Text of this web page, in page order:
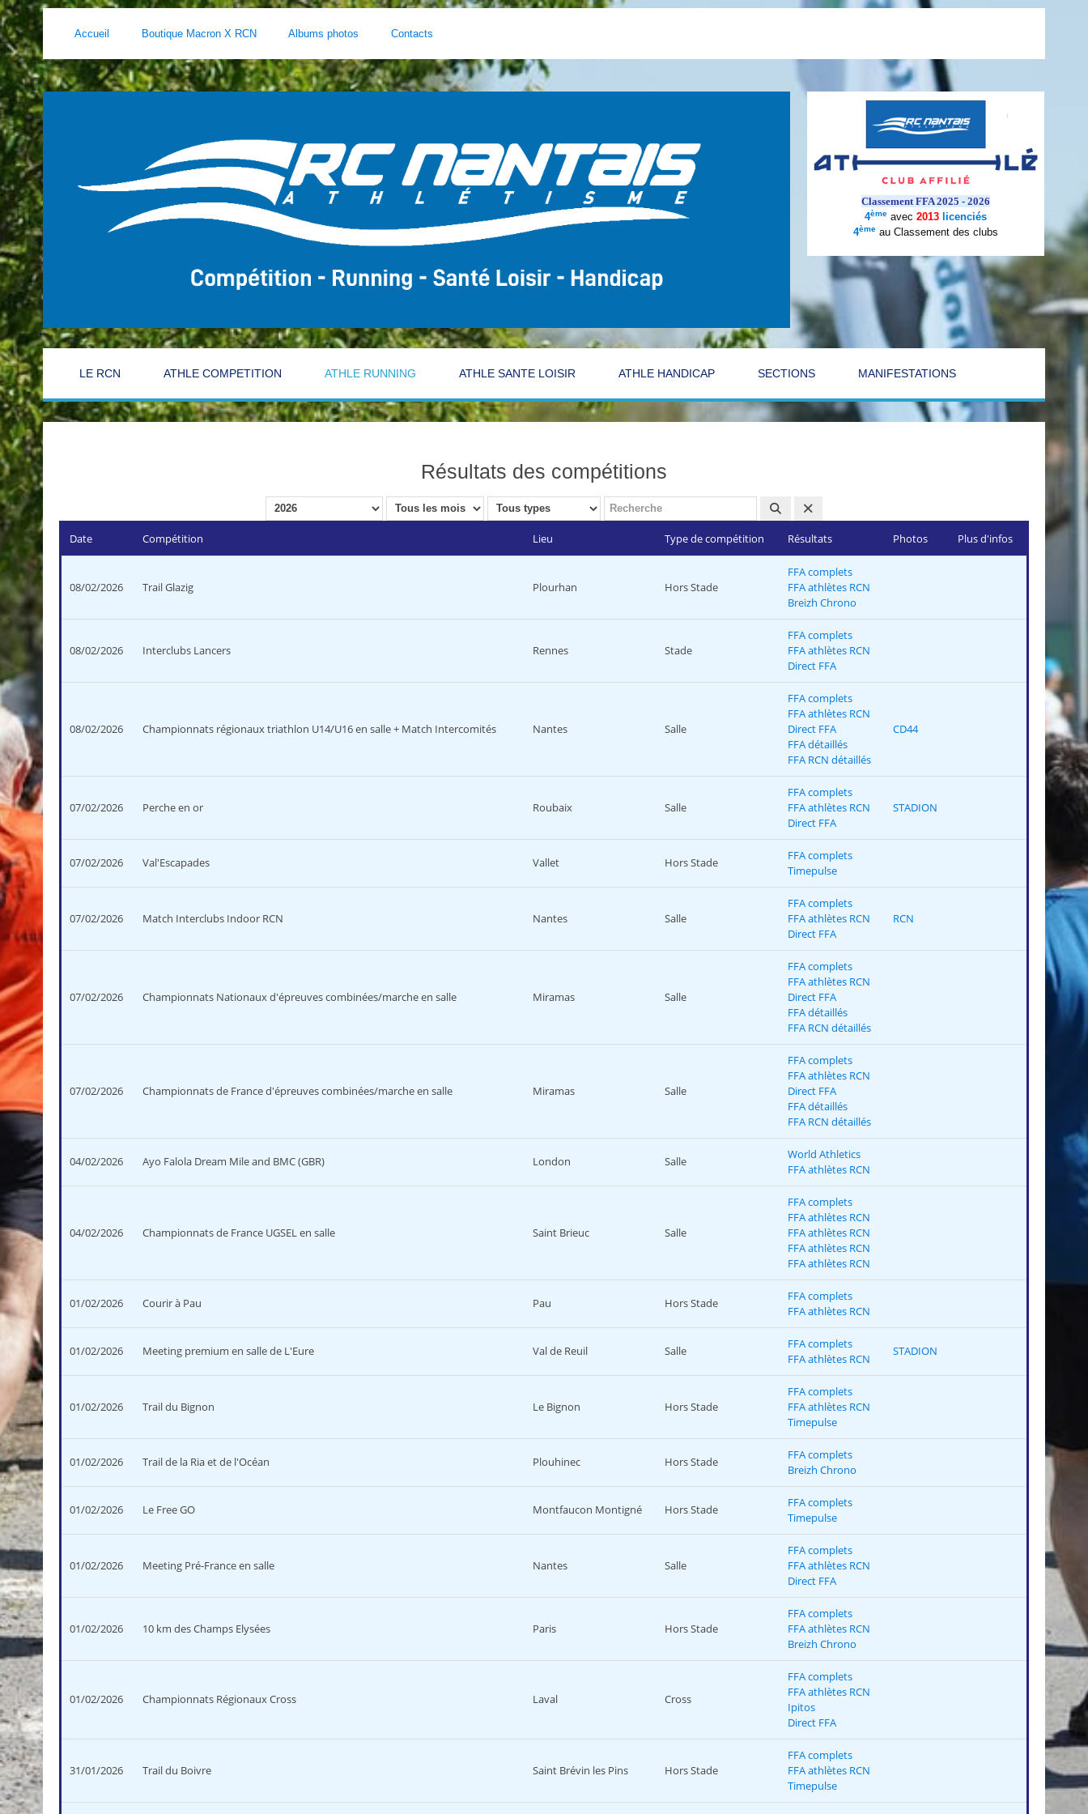
Accueil Boutique Macron X RCN Albums photos Contacts
Classement FFA 2025 - 2026
4ème avec 2013 licenciés
4ème au Classement des clubs
LE RCN ATHLE COMPETITION ATHLE RUNNING ATHLE SANTE LOISIR ATHLE HANDICAP SECTIONS MANIFESTATIONS
Résultats des compétitions
Date Compétition Lieu Type de compétition Résultats Photos Plus d'infos
08/02/2026 Trail Glazig Plourhan Hors Stade
FFA complets
FFA athlètes RCN
Breizh Chrono
08/02/2026 Interclubs Lancers Rennes Stade
FFA complets
FFA athlètes RCN
Direct FFA
08/02/2026 Championnats régionaux triathlon U14/U16 en salle + Match Intercomités Nantes Salle
FFA complets
FFA athlètes RCN
Direct FFA
FFA détaillés
FFA RCN détaillés
CD44
07/02/2026 Perche en or Roubaix Salle
FFA complets
FFA athlètes RCN
Direct FFA
STADION
07/02/2026 Val'Escapades Vallet Hors Stade
FFA complets
Timepulse
07/02/2026 Match Interclubs Indoor RCN Nantes Salle
FFA complets
FFA athlètes RCN
Direct FFA
RCN
07/02/2026 Championnats Nationaux d'épreuves combinées/marche en salle Miramas Salle
FFA complets
FFA athlètes RCN
Direct FFA
FFA détaillés
FFA RCN détaillés
07/02/2026 Championnats de France d'épreuves combinées/marche en salle Miramas Salle
FFA complets
FFA athlètes RCN
Direct FFA
FFA détaillés
FFA RCN détaillés
04/02/2026 Ayo Falola Dream Mile and BMC (GBR) London Salle
World Athletics
FFA athlètes RCN
04/02/2026 Championnats de France UGSEL en salle Saint Brieuc Salle
FFA complets
FFA athlètes RCN
FFA athlètes RCN
FFA athlètes RCN
FFA athlètes RCN
01/02/2026 Courir à Pau Pau Hors Stade
FFA complets
FFA athlètes RCN
01/02/2026 Meeting premium en salle de L'Eure Val de Reuil Salle
FFA complets
FFA athlètes RCN
STADION
01/02/2026 Trail du Bignon Le Bignon Hors Stade
FFA complets
FFA athlètes RCN
Timepulse
01/02/2026 Trail de la Ria et de l'Océan Plouhinec Hors Stade
FFA complets
Breizh Chrono
01/02/2026 Le Free GO Montfaucon Montigné Hors Stade
FFA complets
Timepulse
01/02/2026 Meeting Pré-France en salle Nantes Salle
FFA complets
FFA athlètes RCN
Direct FFA
01/02/2026 10 km des Champs Elysées Paris Hors Stade
FFA complets
FFA athlètes RCN
Breizh Chrono
01/02/2026 Championnats Régionaux Cross Laval Cross
FFA complets
FFA athlètes RCN
Ipitos
Direct FFA
31/01/2026 Trail du Boivre Saint Brévin les Pins Hors Stade
FFA complets
FFA athlètes RCN
Timepulse